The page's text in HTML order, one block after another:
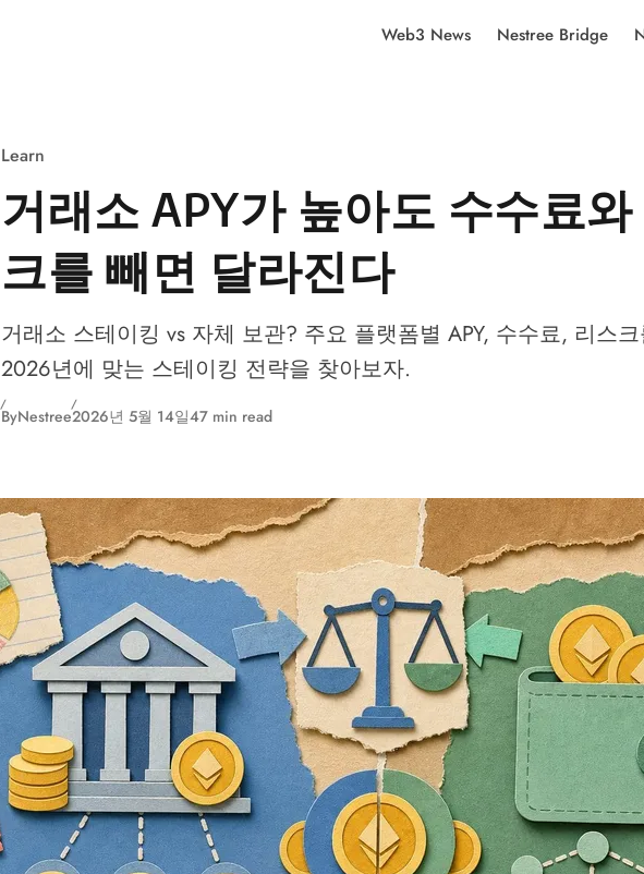
Web3 News Nestree Bridge
Learn
거래소 APY가 높아도 수수료
크를 빼면 달라진다
거래소 스테이킹 vs 자체 보관? 주요 플랫폼별 APY, 수수료, 리스
2026년에 맞는 스테이킹 전략을 찾아보자.
ByNestree2026년 5월 14일47 min read